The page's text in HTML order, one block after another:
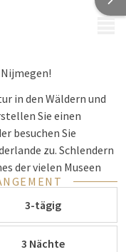
in den Wäldern und
Sie einen
besuchen Sie
zu. Schlendern
der vielen Museen
um die
ein köstliches Drei-
Morgen ganz einfach
3-tägig
3 Nächte